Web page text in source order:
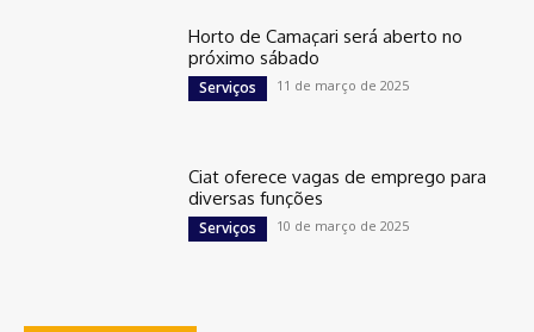
Horto de Camaçari será aberto no
próximo sábado
Serviços 11 de março de 2025
Ciat oferece vagas de emprego para
diversas funções
Serviços 10 de março de 2025